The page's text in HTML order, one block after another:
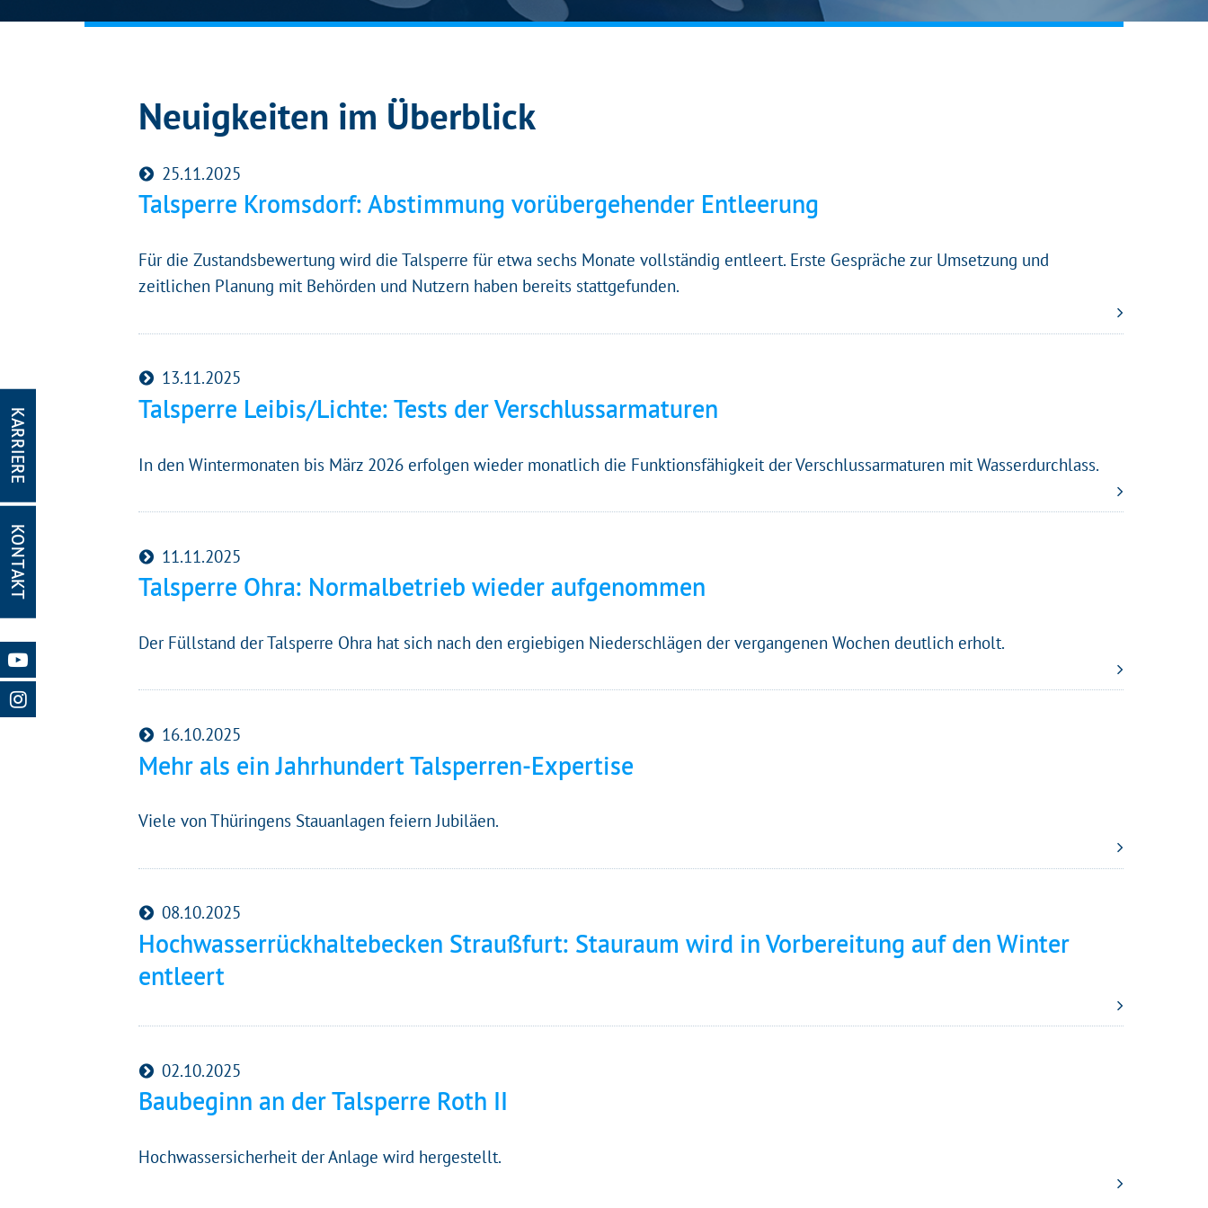
Neuigkeiten im Überblick
25.11.2025
Talsperre Kromsdorf: Abstimmung vorübergehender Entleerung
Für die Zustandsbewertung wird die Talsperre für etwa sechs Monate vollständig entleert. Erste Gespräche zur Umsetzung und
zeitlichen Planung mit Behörden und Nutzern haben bereits stattgefunden.
13.11.2025
Talsperre Leibis/Lichte: Tests der Verschlussarmaturen
In den Wintermonaten bis März 2026 erfolgen wieder monatlich die Funktionsfähigkeit der Verschlussarmaturen mit Wasserdurchlass.
11.11.2025
Talsperre Ohra: Normalbetrieb wieder aufgenommen
Der Füllstand der Talsperre Ohra hat sich nach den ergiebigen Niederschlägen der vergangenen Wochen deutlich erholt.
16.10.2025
Mehr als ein Jahrhundert Talsperren-Expertise
Viele von Thüringens Stauanlagen feiern Jubiläen.
08.10.2025
Hochwasserrückhaltebecken Straußfurt: Stauraum wird in Vorbereitung auf den Winter
entleert
02.10.2025
Baubeginn an der Talsperre Roth II
Hochwassersicherheit der Anlage wird hergestellt.
KARRIERE
KONTAKT
Mit Ihrer Zustimmung möchten wir moderne Web-Technologien auf unserer
Website nutzen. Einige sind essenziell, Youtube und Matomo helfen uns diese
Impressum&Datenschutz